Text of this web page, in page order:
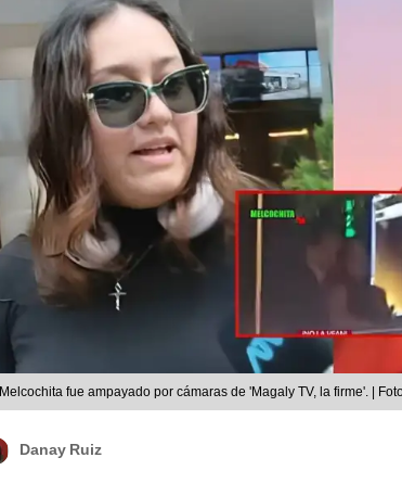
Melcochita fue ampayado por cámaras de 'Magaly TV, la firme'. |
Danay Ruiz